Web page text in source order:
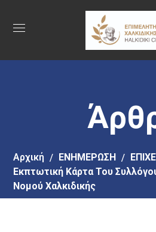
στο
περιεχόμενο
Αρχική EΝΗΜΕΡΩΣΗ
Εκπτωτική Κάρτα Του
Νομού Χαλκιδικής